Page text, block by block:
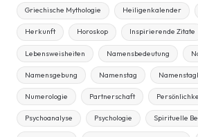
Griechische Mythologie Heiligenkalender
Herkunft Horoskop Inspirierende Zitate
Lebensweisheiten Namensbedeutung
Namensgebung Namenstag
Numerologie Partnerschaft
Psychoanalyse Psychologie Spirituelle